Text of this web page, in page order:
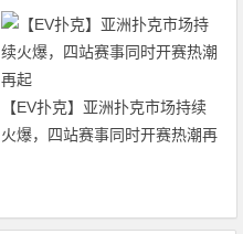
底打到了冠军争夺者
【EV扑克】亚洲扑克市场持续
火爆，四站赛事同时开赛热潮再